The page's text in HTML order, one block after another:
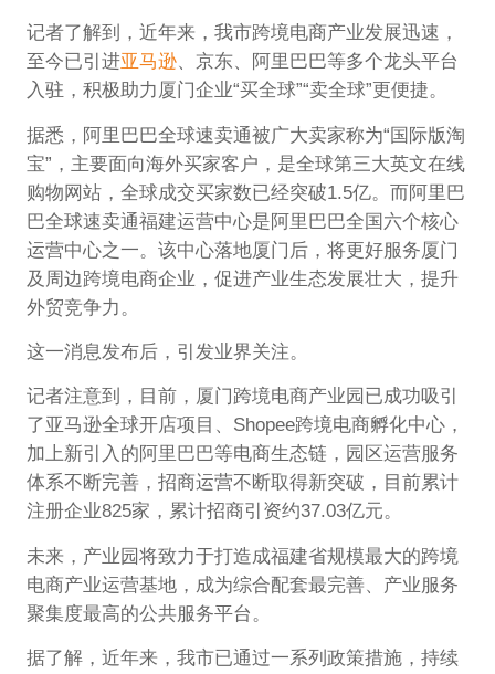
记者了解到，近年来，我市跨境电商产业发展迅速，
至今已引进亚马逊、京东、阿里巴巴等多个龙头平台
入驻，积极助力厦门企业“买全球”“卖全球”更便捷。
据悉，阿里巴巴全球速卖通被广大卖家称为“国际版淘
宝”，主要面向海外买家客户，是全球第三大英文在线
购物网站，全球成交买家数已经突破1.5亿。而阿里巴
巴全球速卖通福建运营中心是阿里巴巴全国六个核心
运营中心之一。该中心落地厦门后，将更好服务厦门
及周边跨境电商企业，促进产业生态发展壮大，提升
外贸竞争力。
这一消息发布后，引发业界关注。
记者注意到，目前，厦门跨境电商产业园已成功吸引
了亚马逊全球开店项目、Shopee跨境电商孵化中心，
加上新引入的阿里巴巴等电商生态链，园区运营服务
体系不断完善，招商运营不断取得新突破，目前累计
注册企业825家，累计招商引资约37.03亿元。
未来，产业园将致力于打造成福建省规模最大的跨境
电商产业运营基地，成为综合配套最完善、产业服务
聚集度最高的公共服务平台。
据了解，近年来，我市已通过一系列政策措施，持续